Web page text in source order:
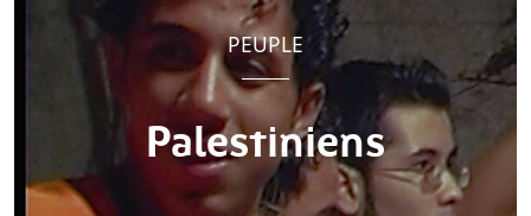
PEUPLE
Palestiniens